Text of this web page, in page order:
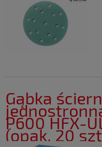
Gąbka
P600 HFX-
(opak. 20